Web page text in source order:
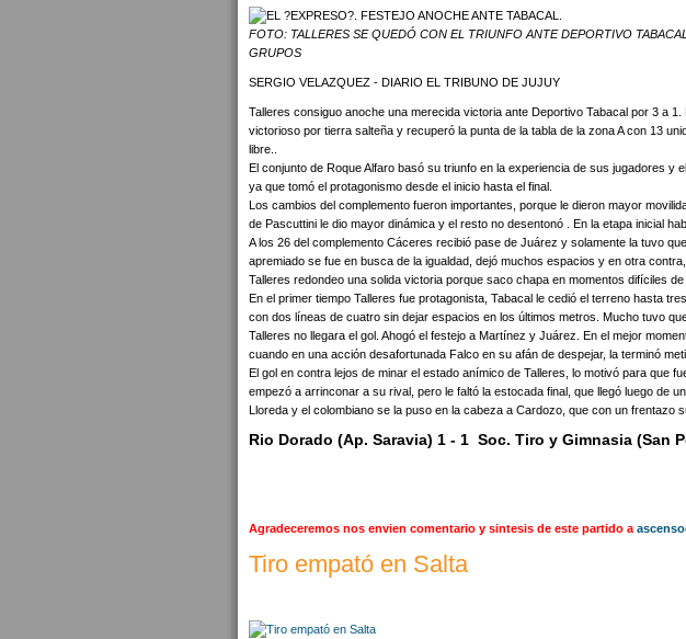
FOTO: TALLERES SE QUEDÓ CON EL TRIUNFO ANTE DEPORTIVO
GRUPOS
SERGIO VELAZQUEZ - DIARIO EL TRIBUNO DE JUJUY
Talleres consiguo anoche una merecida victoria ante Deportivo Tabacal por 3 a
victorioso por tierra salteña y recuperó la punta de la tabla de la zona A con 13
libre..
El conjunto de Roque Alfaro basó su triunfo en la experiencia de sus jugadores y
ya que tomó el protagonismo desde el inicio hasta el final.
Los cambios del complemento fueron importantes, porque le dieron mayor
de Pascuttini le dio mayor dinámica y el resto no desentonó . En la etapa inicial
A los 26 del complemento Cáceres recibió pase de Juárez y solamente la tuvo
apremiado se fue en busca de la igualdad, dejó muchos espacios y en otra
Talleres redondeo una solida victoria porque saco chapa en momentos difíciles de
En el primer tiempo Talleres fue protagonista, Tabacal le cedió el terreno hasta
con dos líneas de cuatro sin dejar espacios en los últimos metros. Mucho tuvo
Talleres no llegara el gol. Ahogó el festejo a Martínez y Juárez. En el mejor
cuando en una acción desafortunada Falco en su afán de despejar, la terminó
El gol en contra lejos de minar el estado anímico de Talleres, lo motivó para que
empezó a arrinconar a su rival, pero le faltó la estocada final, que llegó luego de
Lloreda y el colombiano se la puso en la cabeza a Cardozo, que con un frentazo
Rio Dorado (Ap. Saravia) 1 - 1 Soc. Tiro y Gimnasia (San
Agradeceremos nos envien comentario y sintesis de este partido a
Tiro empató en Salta